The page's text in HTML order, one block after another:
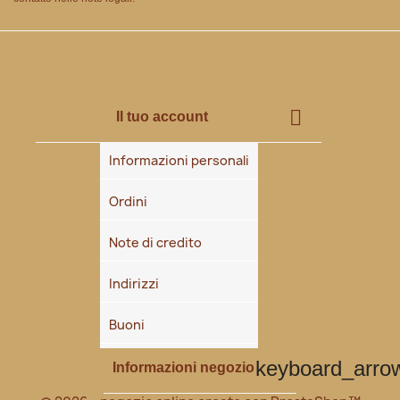
Il tuo account 
Informazioni personali
Ordini
Note di credito
Indirizzi
Buoni
Informazioni negozio